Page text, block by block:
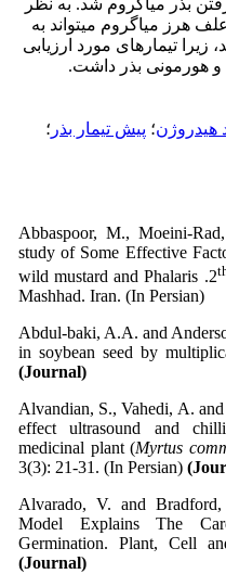
بذر میاگروم شد. به نظر
هرز میاگروم می­تواند به
تیمار­های مورد ارزیابی
و هورمونی بذر داشت.
هیدروژن؛ پیش تیمار بذر ؛
Abbaspoor, M., Moeini-
study of Some Effective
wild mustard and Phalaris .2
Mashhad. Iran. (In Persian)
Abdul-baki, A.A. and
in soybean seed by
(Journal)
Alvandian, S., Vahedi, A.
effect ultrasound and
medicinal plant (Myrtus
3(3): 21-31. (In Persian)
Alvarado, V. and
Model Explains The
Germination. Plant, Cell
(Journal)